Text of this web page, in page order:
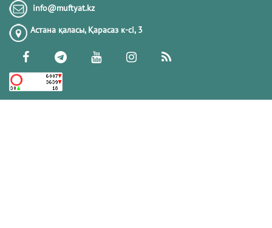
info@muftyat.kz
Астана қаласы, Қарасаз к-сi, 3